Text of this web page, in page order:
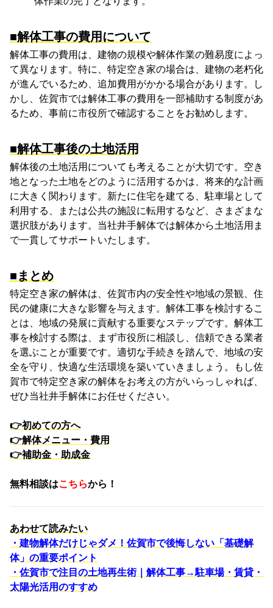
■解体工事の費用について
解体工事の費用は、建物の規模や解体作業の難易度によっ
て異なります。特に、特定空き家の場合は、建物の老朽化
が進んでいるため、追加費用がかかる場合があります。し
かし、佐賀市では解体工事の費用を一部補助する制度があ
るため、事前に市役所で確認することをお勧めします。
■解体工事後の土地活用
解体後の土地活用についても考えることが大切です。空き
地となった土地をどのように活用するかは、将来的な計画
に大きく関わります。新たに住宅を建てる、駐車場として
利用する、または公共の施設に転用するなど、さまざまな
選択肢があります。当社井手解体では解体から土地活用ま
で一貫してサポートいたします。
■まとめ
特定空き家の解体は、佐賀市内の安全性や地域の景観、住
民の健康に大きな影響を与えます。解体工事を検討するこ
とは、地域の発展に貢献する重要なステップです。解体工
事を検討する際は、まず市役所に相談し、信頼できる業者
を選ぶことが重要です。適切な手続きを踏んで、地域の安
全を守り、快適な生活環境を築いていきましょう。もし佐
賀市で特定空き家の解体をお考えの方がいらっしゃれば、
ぜひ当社井手解体にお任せください。
👉初めての方へ
👉解体メニュー・費用
👉補助金・助成金
無料相談はこちらから！
あわせて読みたい
・建物解体だけじゃダメ！佐賀市で後悔しない「基礎解
体」の重要ポイント
・佐賀市で注目の土地再生術｜解体工事→駐車場・賃貸・
太陽光活用のすすめ